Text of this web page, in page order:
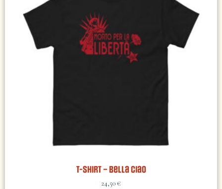
T-shirt – Bella Ciao
24,50€